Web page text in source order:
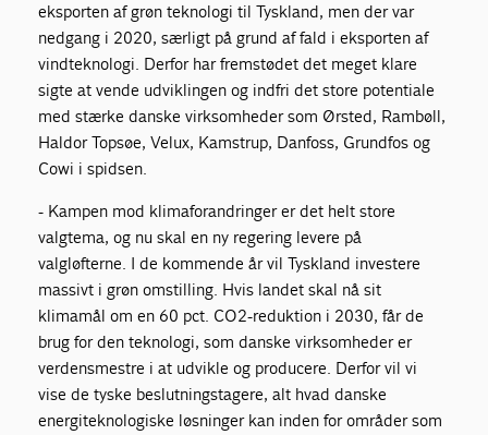
eksporten af grøn teknologi til Tyskland, men der var
nedgang i 2020, særligt på grund af fald i eksporten af
vindteknologi. Derfor har fremstødet det meget klare
sigte at vende udviklingen og indfri det store potentiale
med stærke danske virksomheder som Ørsted, Rambøll,
Haldor Topsøe, Velux, Kamstrup, Danfoss, Grundfos og
Cowi i spidsen.
- Kampen mod klimaforandringer er det helt store
valgtema, og nu skal en ny regering levere på
valgløfterne. I de kommende år vil Tyskland investere
massivt i grøn omstilling. Hvis landet skal nå sit
klimamål om en 60 pct. CO2-reduktion i 2030, får de
brug for den teknologi, som danske virksomheder er
verdensmestre i at udvikle og producere. Derfor vil vi
vise de tyske beslutningstagere, alt hvad danske
energiteknologiske løsninger kan inden for områder som